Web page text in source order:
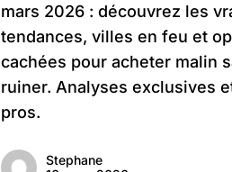
mars 2026 : découvrez les
tendances, villes en feu et
cachées pour acheter malin
ruiner. Analyses exclusives
pros.
Stephane